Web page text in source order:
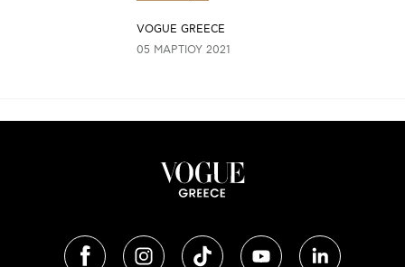
VOGUE GREECE
05 ΜΑΡΤΊΟΥ 2021